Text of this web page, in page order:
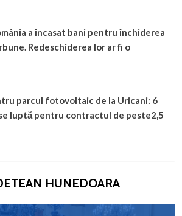
a încasat bani pentru închiderea
Redeschiderea lor ar fi o
parcul fotovoltaic de la Uricani: 6
luptă pentru contractul de peste2,5
HUNEDOARA